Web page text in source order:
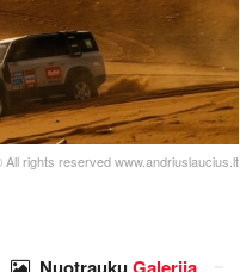
rights reserved www.andriuslaucius.lt